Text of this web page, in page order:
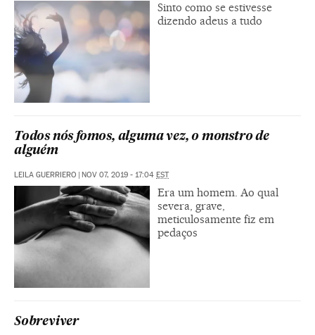
Sinto como se estivesse
dizendo adeus a tudo
Todos nós fomos, alguma vez, o monstro de
alguém
LEILA GUERRIERO | NOV 07, 2019 - 17:04 EST
Era um homem. Ao qual
severa, grave,
meticulosamente fiz em
pedaços
Sobreviver